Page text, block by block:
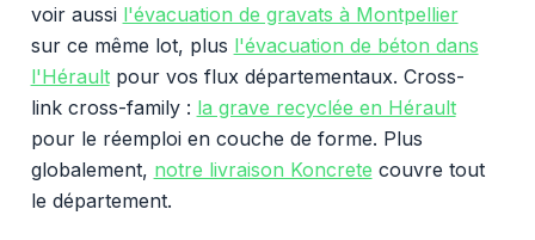
voir aussi l'évacuation de gravats à Montpellier
sur ce même lot, plus l'évacuation de béton dans
l'Héraultpour vos flux départementaux. Cross-
link cross-family : la grave recyclée en Hérault
pour le réemploi en couche de forme. Plus
globalement, notre livraison Koncrete couvre tout
le département.